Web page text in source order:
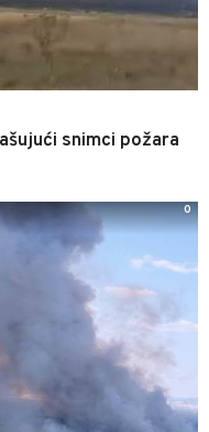
snimci požara
0